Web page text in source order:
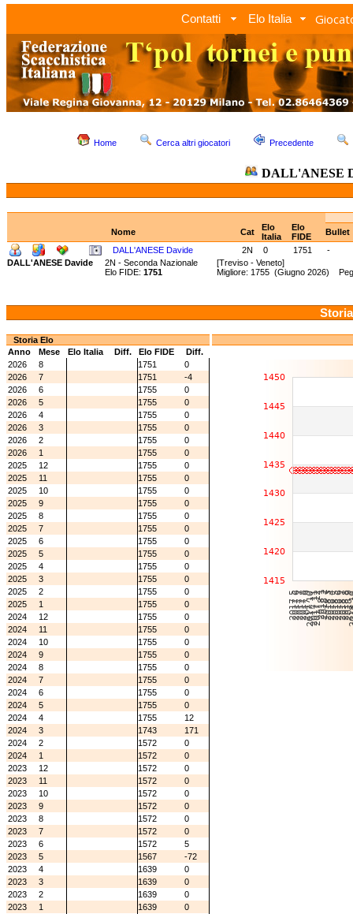
Contatti Elo Italia
Home Cerca altri giocatori Precedente
DALL'ANESE
Nome Cat
Elo
Italia
Elo
FIDE
Bullet
DALL'ANESE Davide
2N 0 1751
-
DALL'ANESE Davide
2N - Seconda Nazionale [Treviso - Veneto]
Elo FIDE: 1751 Migliore: 1755 (Giugno 2026)
Storia Elo
Anno
Mese Elo Italia Diff. Elo FIDE
Diff.
2026
8 1751
0
2026
7 1751
-4
2026
6 1755
0
2026
5 1755
0
2026
4 1755
0
2026
3 1755
0
2026
2 1755
0
2026
1 1755
0
2025
12 1755
0
2025
11 1755
0
2025
10 1755
0
2025
9 1755
0
2025
8 1755
0
2025
7 1755
0
2025
6 1755
0
2025
5 1755
0
2025
4 1755
0
2025
3 1755
0
2025
2 1755
0
2025
1 1755
0
2024
12 1755
0
2024
11 1755
0
2024
10 1755
0
2024
9 1755
0
2024
8 1755
0
2024
7 1755
0
2024
6 1755
0
2024
5 1755
0
2024
4 1755
12
2024
3 1743
171
2024
2 1572
0
2024
1 1572
0
2023
12 1572
0
2023
11 1572
0
2023
10 1572
0
2023
9 1572
0
2023
8 1572
0
2023
7 1572
0
2023
6 1572
5
2023
5 1567
-72
2023
4 1639
0
2023
3 1639
0
2023
2 1639
0
2023
1 1639
0